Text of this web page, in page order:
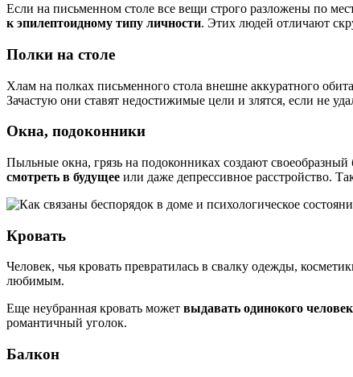
Если на письменном столе все вещи строго разложены по
к эпилептоидному типу личности. Этих людей отличают
Полки на столе
Хлам на полках письменного стола внешне аккуратного
Зачастую они ставят недостижимые цели и злятся, если не
Окна, подоконники
Пыльные окна, грязь на подоконниках создают
смотреть в будущее или даже депрессивное расстройство.
Кровать
Человек, чья кровать превратилась в свалку одежды,
любимым.
Еще неубранная кровать может выдавать одинокого
романтичный уголок.
Балкон